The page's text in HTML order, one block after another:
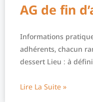
AG de fin
Informations
adhérents, chacun
dessert Lieu : à
Lire La Suite »